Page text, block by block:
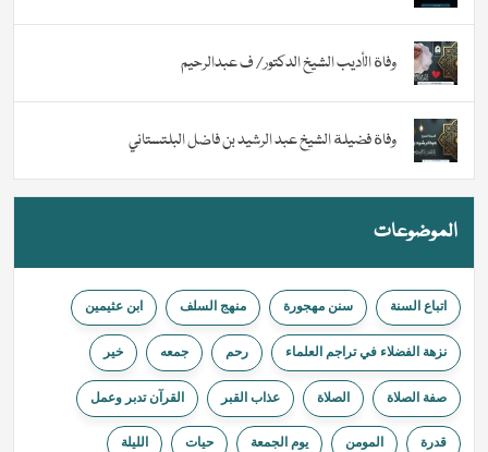
وفاة الأديب الشيخ الدكتور/ ف عبدالرحيم
وفاة فضيلة الشيخ عبد الرشيد بن فاضل البلتستاني
الموضوعات
اتباع السنة سنن مهجورة منهج السلف ابن عثيمين
نزهة الفضلاء في تراجم العلماء ﺭﺣﻢ جمعه خیر
صفة الصلاة الصلاة عذاب القبر القرآن تدبر وعمل
قدرة المومن يوم الجمعة حیات الليلة